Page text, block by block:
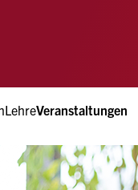
LehreVeranstaltungen